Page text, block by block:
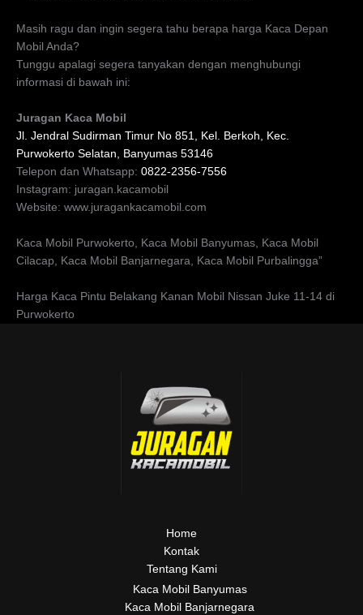
Masih ragu dan ingin segera tahu berapa harga Kaca Depan
Mobil Anda?
Tunggu apalagi segera tanyakan dengan menghubungi
informasi di bawah ini:
Juragan Kaca Mobil
Jl. Jendral Sudirman Timur No 851, Kel. Berkoh, Kec.
Purwokerto Selatan, Banyumas 53146
Telepon dan Whatsapp: 0822-2356-7556
Instagram: juragan.kacamobil
Website: www.juragankacamobil.com
Kaca Mobil Purwokerto, Kaca Mobil Banyumas, Kaca Mobil
Cilacap, Kaca Mobil Banjarnegara, Kaca Mobil Purbalingga”
Harga Kaca Pintu Belakang Kanan Mobil Nissan Juke 11-14 di
Purwokerto
Home
Kontak
Tentang Kami
Kaca Mobil Banyumas
Kaca Mobil Banjarnegara